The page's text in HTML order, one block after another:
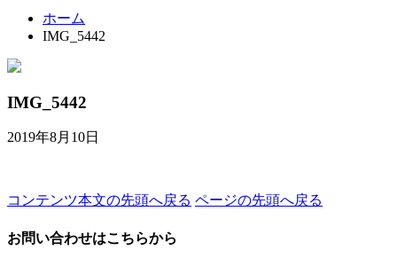
ホーム
IMG_5442
IMG_5442
2019年8月10日
コンテンツ本文の先頭へ戻る ページの先頭へ戻る
お問い合わせはこちらから